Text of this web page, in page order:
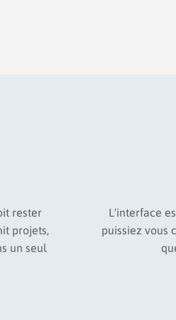
rester
projets,
un seul
L'interface
puissiez vous